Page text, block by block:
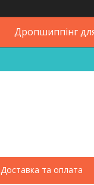
Дропшиппінг
Доставка та оплата